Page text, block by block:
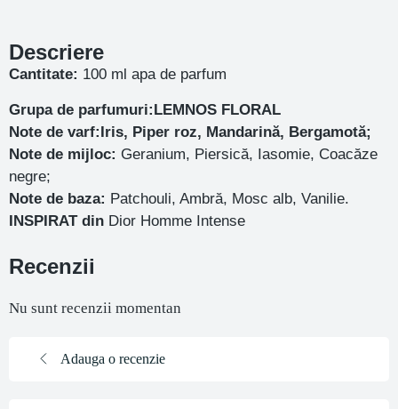
Descriere
Cantitate: 100 ml apa de parfum
Grupa de parfumuri:LEMNOS FLORAL
Note de varf:Iris, Piper roz, Mandarină, Bergamotă;
Note de mijloc: Geranium, Piersică, Iasomie, Coacăze
negre;
Note de baza: Patchouli, Ambră, Mosc alb, Vanilie.
INSPIRAT din Dior Homme Intense
Recenzii
Nu sunt recenzii momentan
Adauga o recenzie